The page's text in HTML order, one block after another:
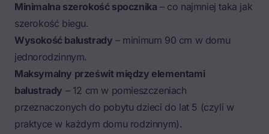
Minimalna szerokość spocznika – co najmniej taka jak
szerokość biegu.
Wysokość balustrady – minimum 90 cm w domu
jednorodzinnym.
Maksymalny prześwit między elementami
balustrady – 12 cm w pomieszczeniach
przeznaczonych do pobytu dzieci do lat 5 (czyli w
praktyce w każdym domu rodzinnym).